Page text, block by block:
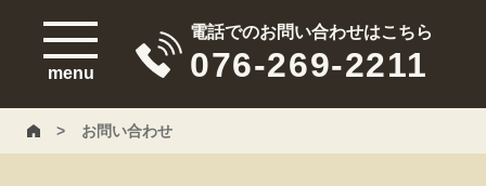
menu
電話でのお問い合わせはこちら
076-269-2211
> お問い合わせ